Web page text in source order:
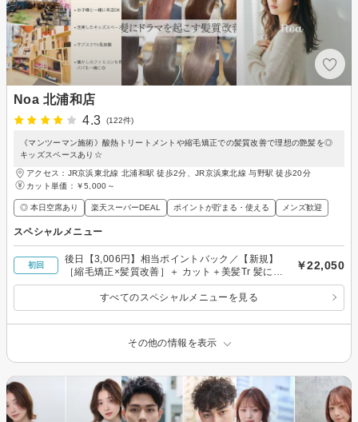
Noa 北浦和店
4.3
(122件)
《マンツーマン施術》酸熱トリートメントや縮毛矯正での髪質改善で理想の艶髪を◎
キッズスペースあり☆
アクセス：JR京浜東北線 北浦和駅 徒歩2分、JR京浜東北線 与野駅 徒歩20分
カット単価： ￥5,000～
◎ 本日空席あり 楽天スーパーDEAL ポイントが貯まる・使える メンズ歓迎
スペシャルメニュー
初回
後日【3,006円】相当ポイントバック／【新規】
［縮毛矯正×髪質改善］＋ カット＋美髪Tr 髪にド
ラマを。
￥22,050
すべてのスペシャルメニューを見る
その他の情報を表示